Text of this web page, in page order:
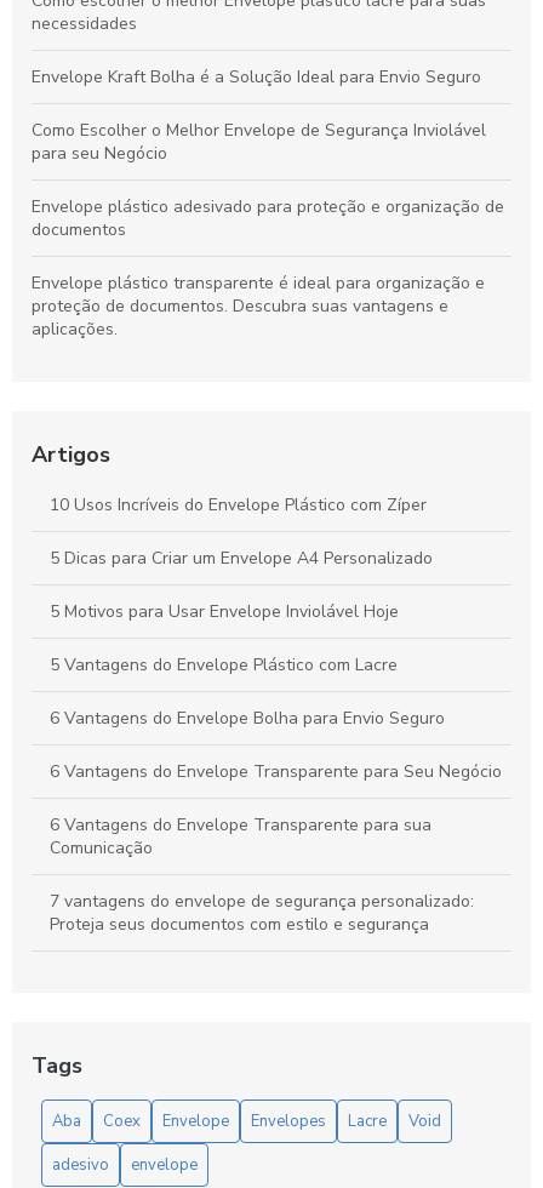
necessidades
Envelope Kraft Bolha é a Solução Ideal para Envio Seguro
Como Escolher o Melhor Envelope de Segurança Inviolável
para seu Negócio
Envelope plástico adesivado para proteção e organização de
documentos
Envelope plástico transparente é ideal para organização e
proteção de documentos. Descubra suas vantagens e
aplicações.
Segurança de Envio
Envelope plástico de segurança com lacre garante proteção
e confidencialidade
Artigos
10 Usos Incríveis do Envelope Plástico com Zíper
5 Dicas para Criar um Envelope A4 Personalizado
5 Motivos para Usar Envelope Inviolável Hoje
5 Vantagens do Envelope Plástico com Lacre
6 Vantagens do Envelope Bolha para Envio Seguro
6 Vantagens do Envelope Transparente para Seu Negócio
6 Vantagens do Envelope Transparente para sua
Comunicação
7 vantagens do envelope de segurança personalizado:
Proteja seus documentos com estilo e segurança
sua marca
Como Encontrar o Melhor Preço Envelope A4 para suas
Necessidades
Tags
Aba Coex Envelope Envelopes Lacre
Void
adesivo
envelope